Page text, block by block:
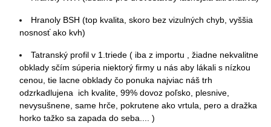
Hranoly BSH (top kvalita, skoro bez vizulných chyb, vyššia
nosnosť ako kvh)
Tatranský profil v 1.triede ( iba z importu , žiadne nekvalitne
obklady sčím súperia niektorý firmy u nás aby lákali s nízkou
cenou, tie lacne obklady čo ponuka najviac náš trh
odzrkadlujena ich kvalite, 99% dovoz poľsko, plesnive,
nevysušnene, same hrče, pokrutene ako vrtula, pero a dražka
horko tažko sa zapada do seba.... )